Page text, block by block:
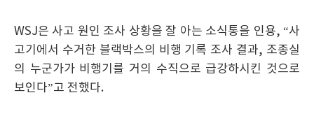
WSJ은 사고 원인 조사 상황을 잘 아는 소식통을 인용, “사
고기에서 수거한 블랙박스의 비행 기록 조사 결과, 조종실
의 누군가가 비행기를 거의 수직으로 급강하시킨 것으로
보인다”고 전했다.